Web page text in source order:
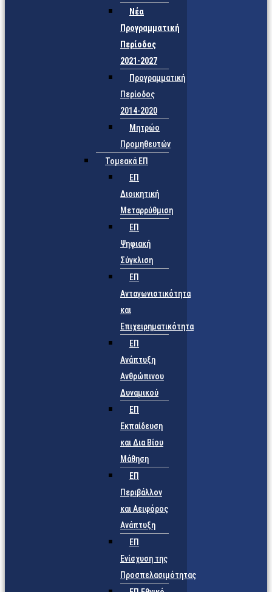
Νέα
Προγραμματική
Περίοδος
2021-2027
Προγραμματική
Περίοδος
2014-2020
Μητρώο
Προμηθευτών
Τομεακά ΕΠ
ΕΠ
Διοικητική
Μεταρρύθμιση
ΕΠ
Ψηφιακή
Σύγκλιση
ΕΠ
Ανταγωνιστικότητα
και
Επιχειρηματικότητα
ΕΠ
Ανάπτυξη
Ανθρώπινου
Δυναμικού
ΕΠ
Εκπαίδευση
και Δια Βίου
Μάθηση
ΕΠ
Περιβάλλον
και Αειφόρος
Ανάπτυξη
ΕΠ
Ενίσχυση της
Προσπελασιμότητας